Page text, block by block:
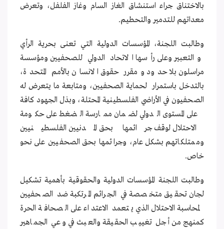
بالاختناق جراء استنشاق الغاز السام وغاز الفلفل، وتعرض
معداتهم للتدمير والتحطيم.
وطالبت اللجنة، المؤسسات الدولية التي تعنى بحرية الرأي
والتعبير وعلى رأسها الاتحاد الدولي للصحفيين ومؤسسة
مراسلون بلا حدود ومقرر حقوق الانسان بالأمم المتحدة،
بالتدخل باستمرار لحماية الصحفيين، ومتابعة ما يتعرض له
الصحفيون في الأراضي الفلسطينية المحتلة، وبذل الجهود كافة
على المستوى الدولي لضمان ممارسة الضغط على حكومة
الاحتلال لوقف جرائمها بحق المدنيين الفلسطينيين
وممتلكاتهم بشكل عام، وجرائمها بحق الصحفيين على نحو
خاص.
وطالبت اللجنة المؤسسات الدولية والحقوقية بأهمية تشكيل
لجان تحقيق متخصصة في الجرائم المرتكبة ضد الصحفيين
لمحاسبة الاحتلال الذي يتعمد الاعتداء على الصحافة الحرة
كمنهج من أجل تغييب الحقيقة والعبث في وعي الجماهير